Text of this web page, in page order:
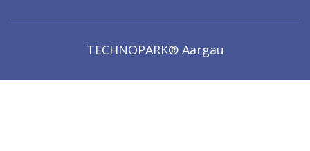
TECHNOPARK® Aargau